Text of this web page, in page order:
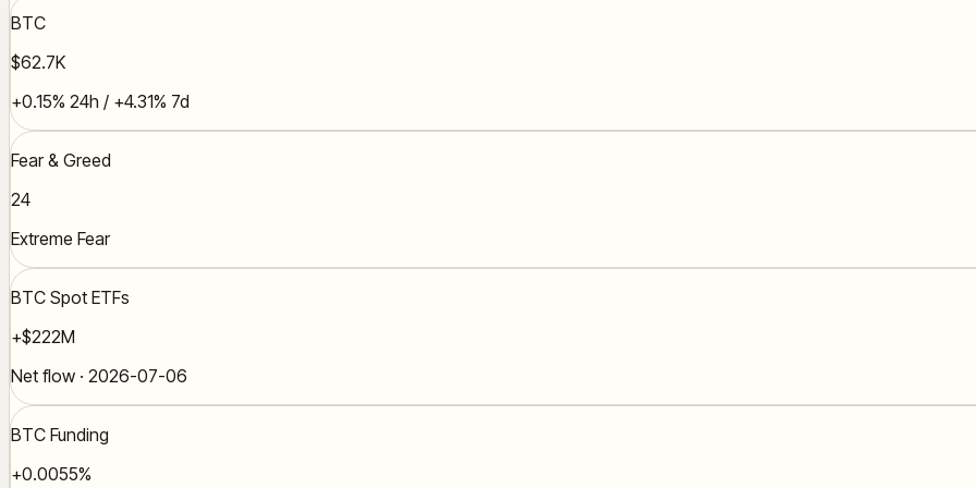
BTC
$62.7K
+0.15% 24h / +4.31% 7d
Fear & Greed
24
Extreme Fear
BTC Spot ETFs
+$222M
Net flow · 2026-07-06
BTC Funding
+0.0055%